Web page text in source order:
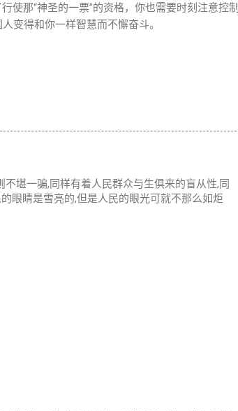
那“神圣的一票”的资格，你也需要时刻注意控制
变得和你一样智慧而不懈奋斗。
堪一骗,同样有着人民群众与生俱来的盲从性,同
眼睛是雪亮的,但是人民的眼光可就不那么如炬